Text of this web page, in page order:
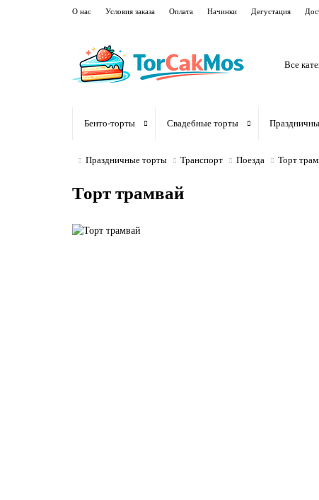
О нас Условия заказа Оплата Начинки Дегустация
Все
Бенто-торты Свадебные торты
Праздничные торты Транспорт Поезда Торт
Торт трамвай